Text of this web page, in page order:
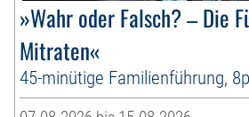
»Wahr oder Falsch? – Die
Mitraten«
45-minütige Familienführung,